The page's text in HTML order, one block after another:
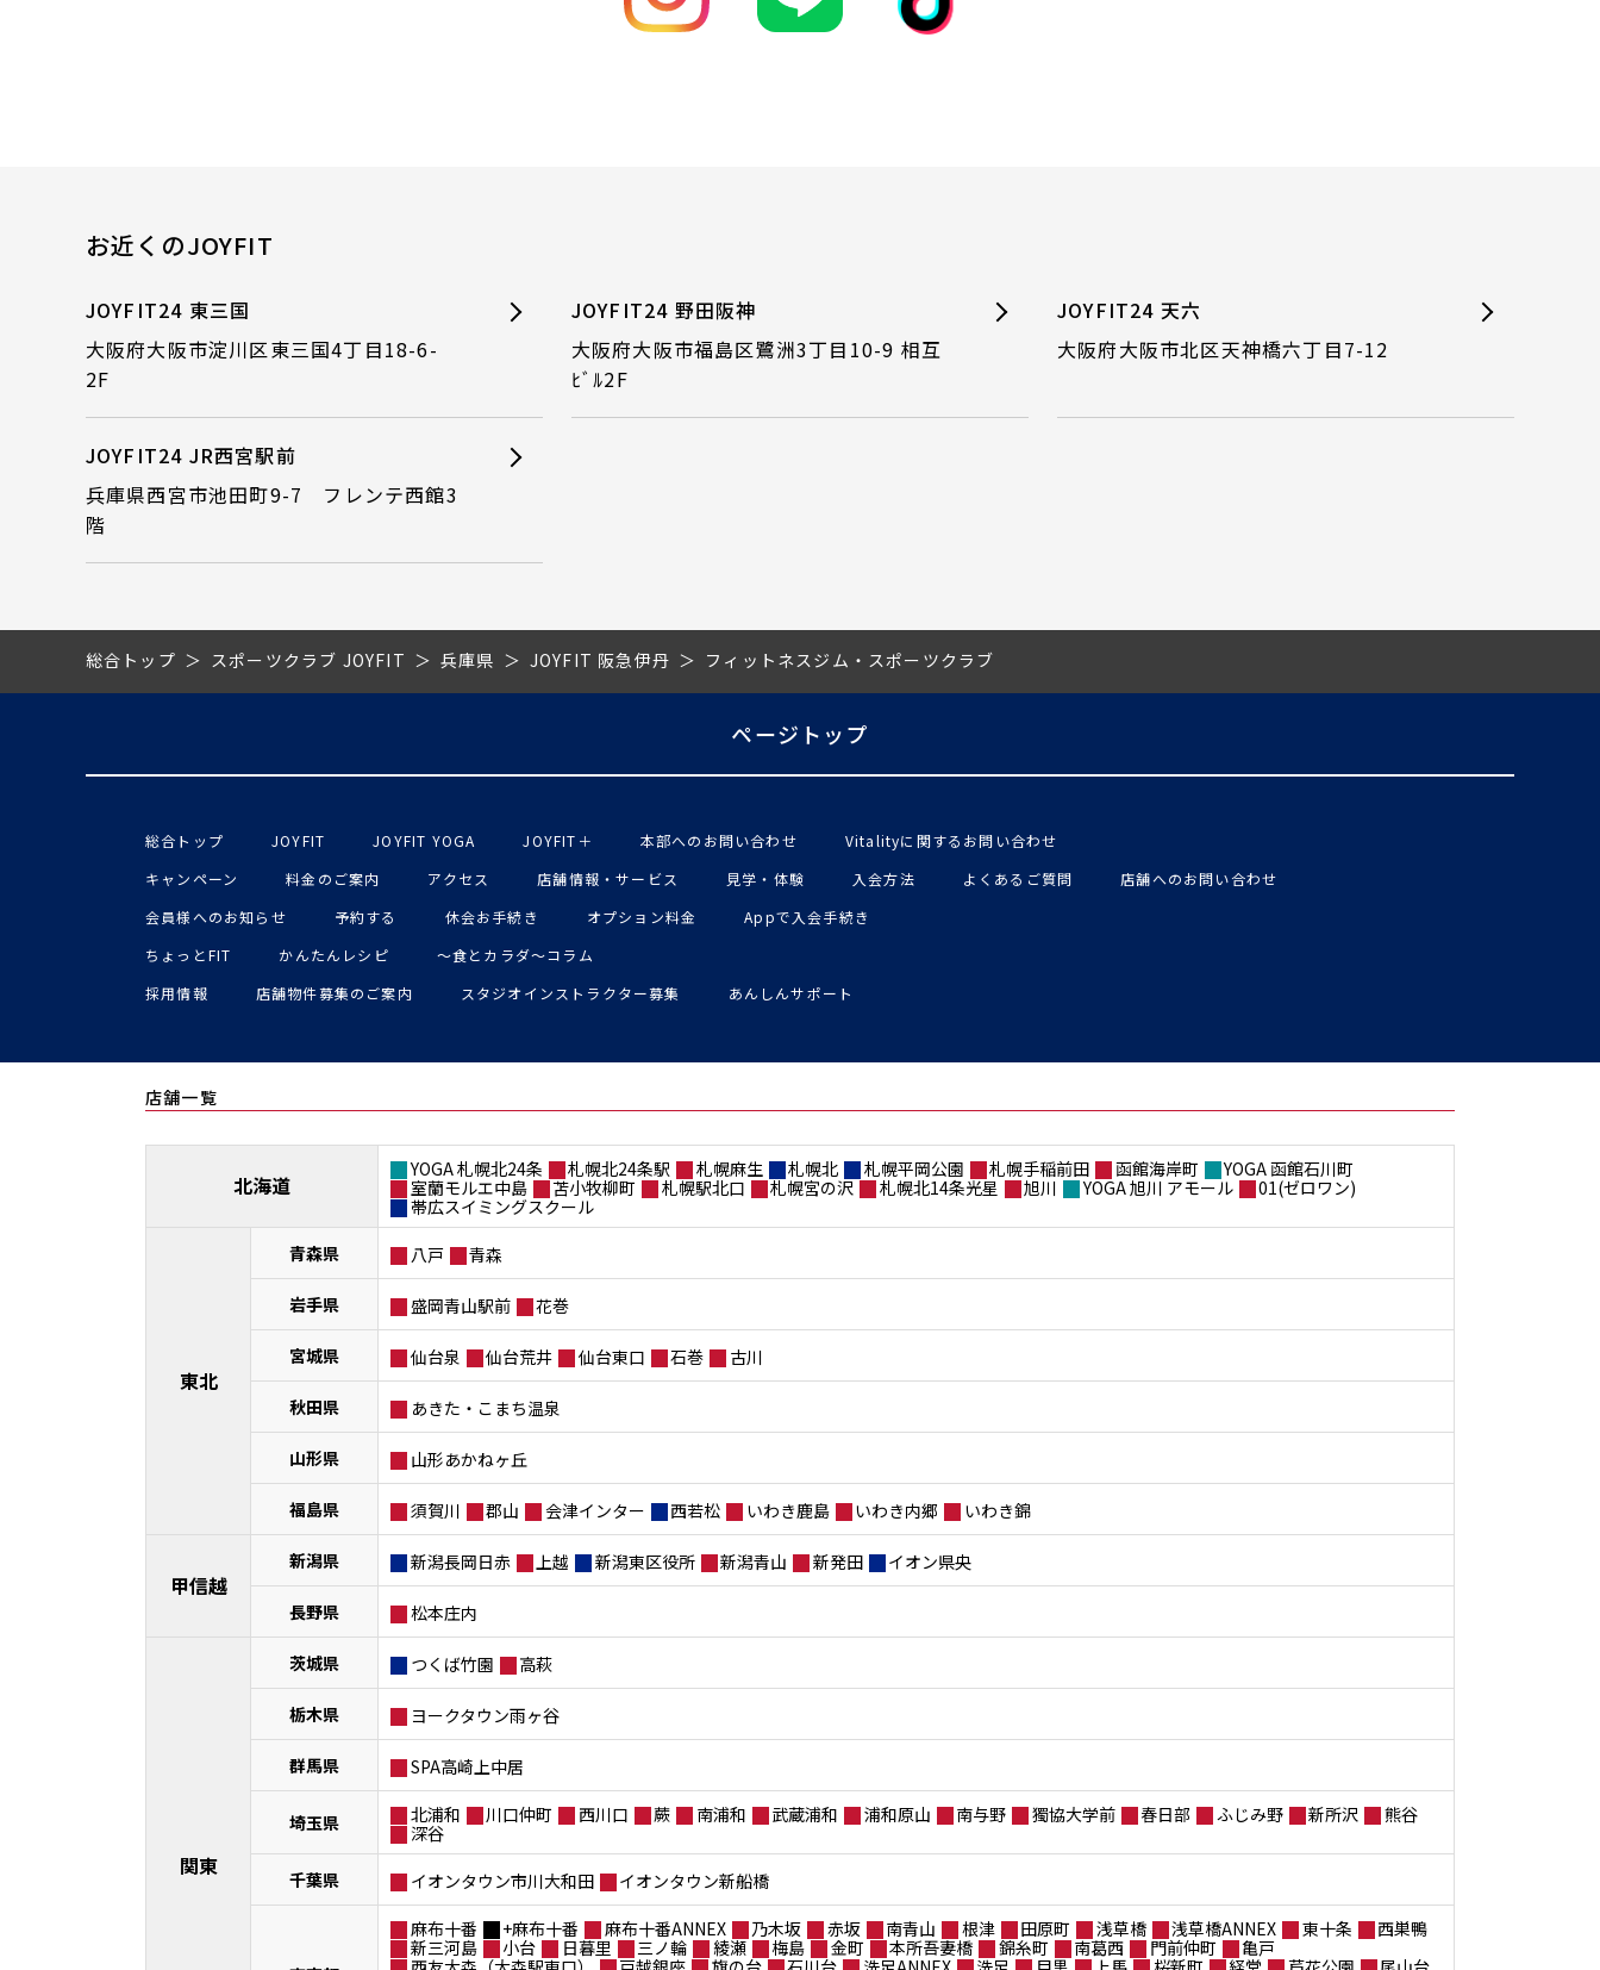
お近くのJOYFIT
JOYFIT24 東三国
大阪府大阪市淀川区東三国4丁目18-6-
2F
JOYFIT24 野田阪神
大阪府大阪市福島区鷺洲3丁目10-9 相互
ﾋﾞﾙ2F
JOYFIT24 天六
大阪府大阪市北区天神橋六丁目7-12
JOYFIT24 JR西宮駅前
兵庫県西宮市池田町9-7 フレンテ西館3
階
総合トップ スポーツクラブ JOYFIT 兵庫県 JOYFIT 阪急伊丹 フィットネスジム・スポーツクラブ
ページトップ
総合トップ JOYFIT JOYFIT YOGA JOYFIT＋ 本部へのお問い合わせ
Vitalityに関するお問い合わせ
キャンペーン
料金のご案内 アクセス 店舗情報・サービス 見学・体験 入会方法 よくあるご質問
店舗へのお問い合わせ
会員様へのお知らせ
予約する 休会お手続き オプション料金
Appで入会手続き
ちょっとFIT
かんたんレシピ
〜食とカラダ〜コラム
採用情報
店舗物件募集のご案内 スタジオインストラクター募集 あんしんサポート
店舗一覧
北海道
YOGA 札幌北24条 札幌北24条駅 札幌麻生 札幌北 札幌平岡公園 札幌手稲前田 函館海岸町
YOGA 函館石川町
室蘭モルエ中島
苫小牧柳町 札幌駅北口 札幌宮の沢 札幌北14条光星 旭川 YOGA 旭川 アモール
01(ゼロワン)
帯広スイミングスクール
東北
青森県 八戸 青森
岩手県 盛岡青山駅前 花巻
宮城県 仙台泉 仙台荒井 仙台東口 石巻 古川
秋田県 あきた・こまち温泉
山形県 山形あかねヶ丘
福島県 須賀川 郡山 会津インター 西若松 いわき鹿島 いわき内郷 いわき錦
甲信越
新潟県 新潟長岡日赤 上越 新潟東区役所 新潟青山 新発田 イオン県央
長野県 松本庄内
関東
茨城県 つくば竹園 高萩
栃木県 ヨークタウン雨ヶ谷
群馬県 SPA高崎上中居
埼玉県 北浦和 川口仲町 西川口 蕨 南浦和 武蔵浦和 浦和原山 南与野 獨協大学前 春日部 ふじみ野 新所沢
熊谷
深谷
千葉県
イオンタウン市川大和田 イオンタウン新船橋
麻布十番 +麻布十番 麻布十番ANNEX 乃木坂 赤坂 南青山 根津 田原町 浅草橋 浅草橋ANNEX 東十条
西巣鴨
新三河島
小台 日暮里 三ノ輪 綾瀬 梅島 金町 本所吾妻橋 錦糸町 南葛西 門前仲町
亀戸